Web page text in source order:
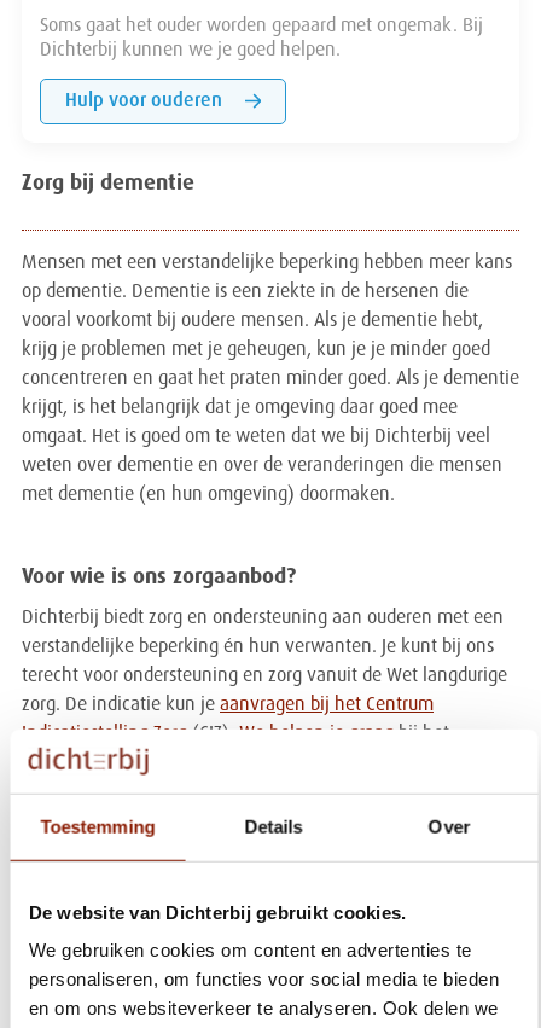
Toestemming Details Over
De website van Dichterbij gebruikt cookies.
We gebruiken cookies om content en advertenties te
personaliseren, om functies voor social media te bieden
en om ons websiteverkeer te analyseren. Ook delen we
Soms gaat het ouder worden gepaard met ongemak. Bij
Dichterbij kunnen we je goed helpen.
Hulp voor ouderen
Zorg bij dementie
Mensen met een verstandelijke beperking hebben meer kans
op dementie. Dementie is een ziekte in de hersenen die
vooral voorkomt bij oudere mensen. Als je dementie hebt,
krijg je problemen met je geheugen, kun je je minder goed
concentreren en gaat het praten minder goed. Als je dementie
krijgt, is het belangrijk dat je omgeving daar goed mee
omgaat. Het is goed om te weten dat we bij Dichterbij veel
weten over dementie en over de veranderingen die mensen
met dementie (en hun omgeving) doormaken.
Voor wie is ons zorgaanbod?
Dichterbij biedt zorg en ondersteuning aan ouderen met een
verstandelijke beperking én hun verwanten. Je kunt bij ons
terecht voor ondersteuning en zorg vanuit de Wet langdurige
zorg. De indicatie kun je aanvragen bij het Centrum
Indicatiestelling Zorg (CIZ). We helpen je graag bij het
aanvragen.
Waar vind je Dichterbij?
van deze locaties? Neem eens een kijkje...
Hoe is het bij Dichterbij?